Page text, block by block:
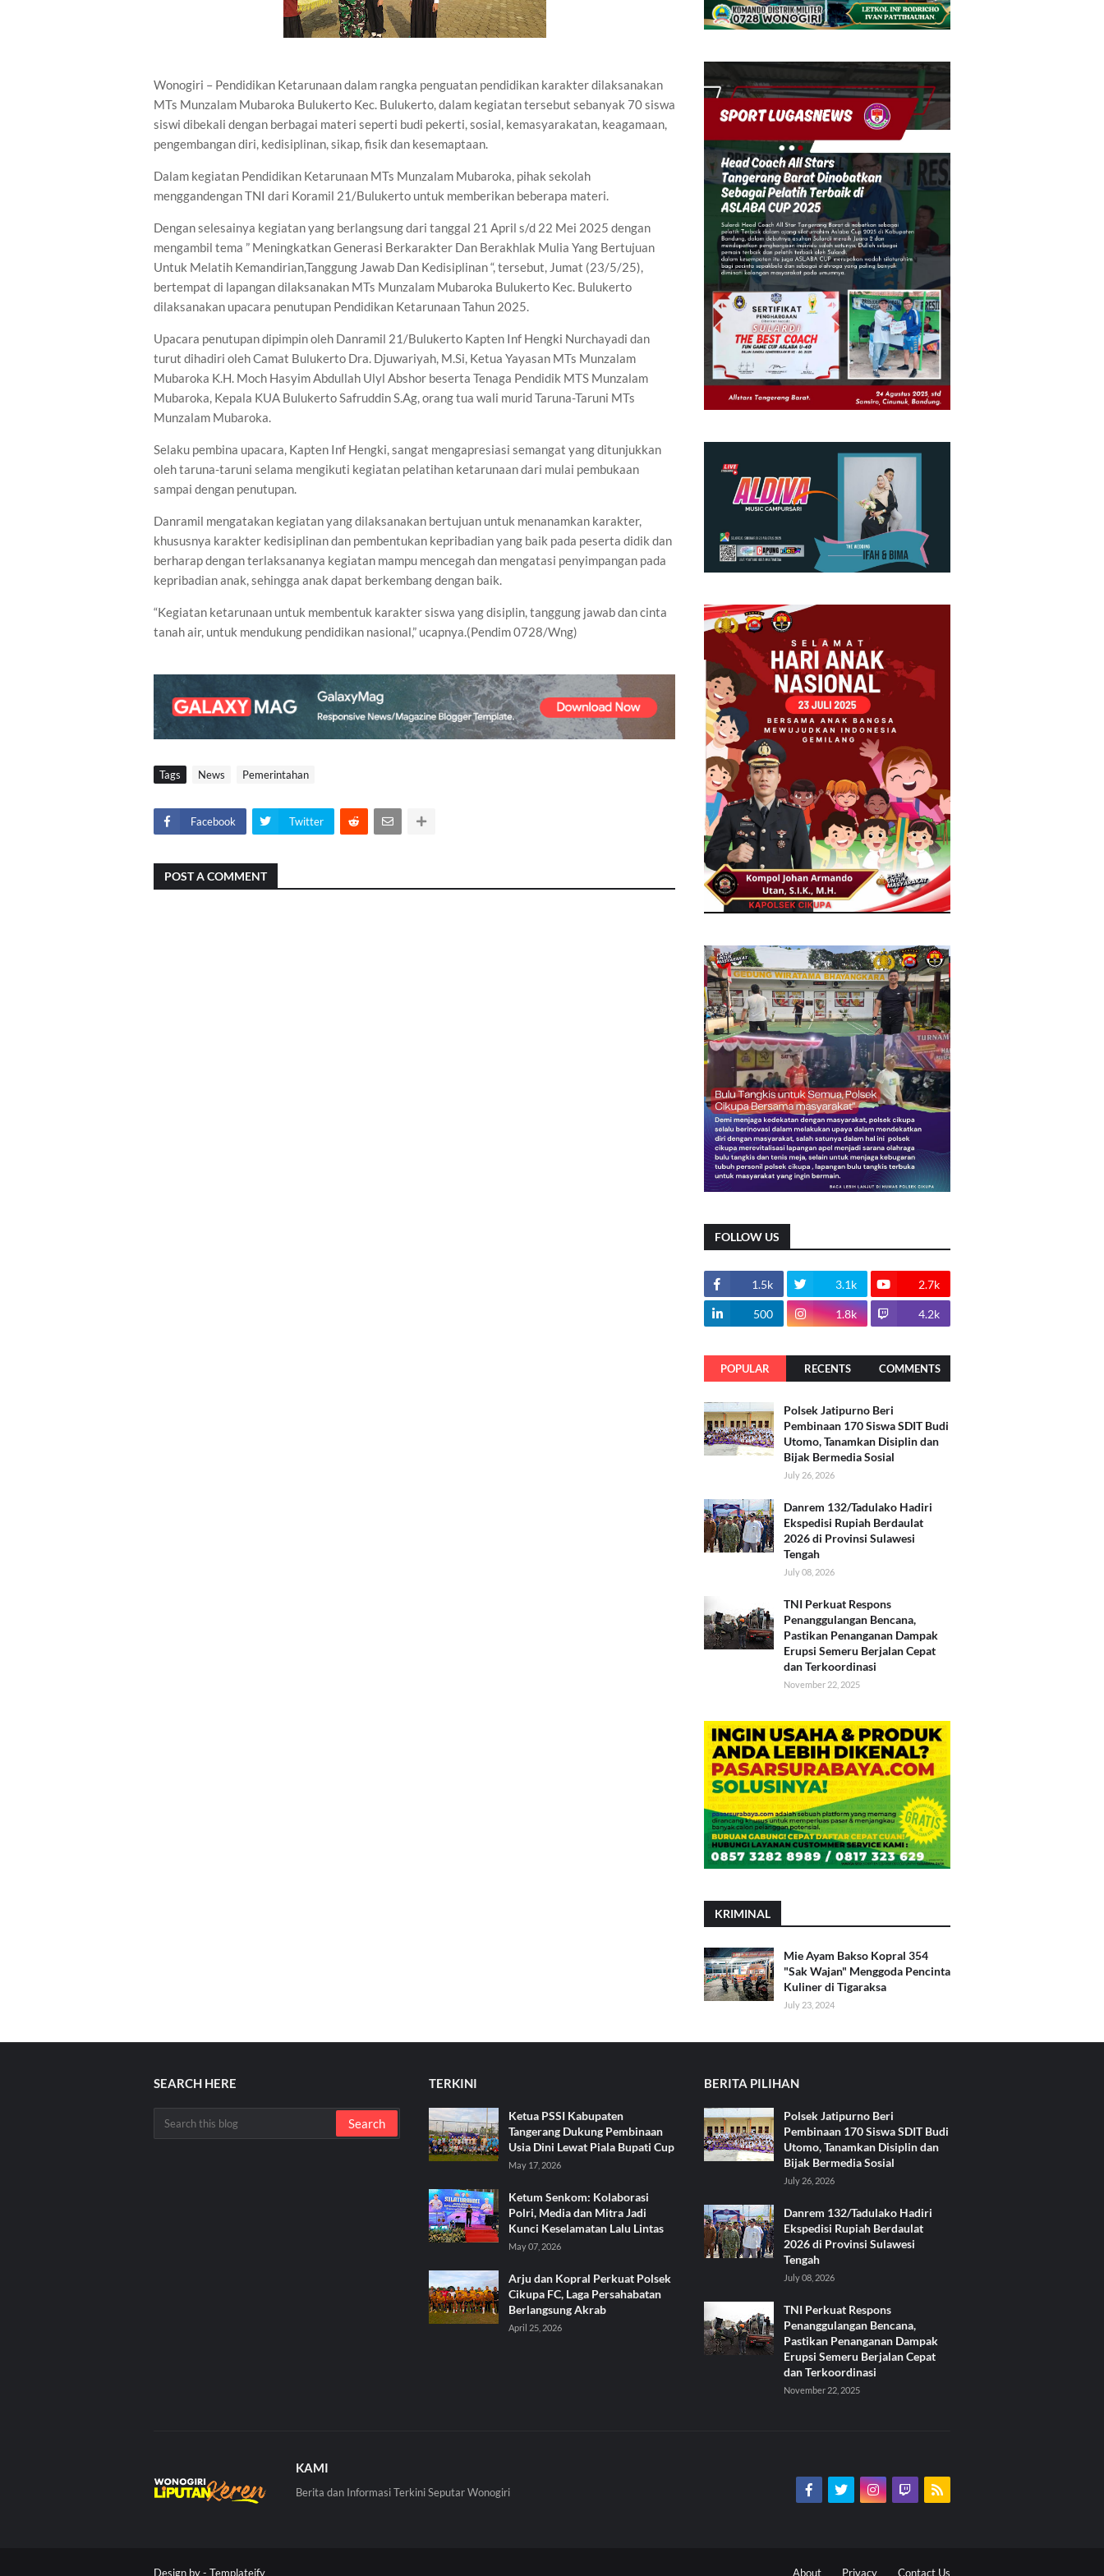
Wonogiri – Pendidikan Ketarunaan dalam rangka penguatan pendidikan karakter dilaksanakan
MTs Munzalam Mubaroka Bulukerto Kec. Bulukerto, dalam kegiatan tersebut sebanyak 70 siswa
siswi dibekali dengan berbagai materi seperti budi pekerti, sosial, kemasyarakatan, keagamaan,
pengembangan diri, kedisiplinan, sikap, fisik dan kesemaptaan.
Dalam kegiatan Pendidikan Ketarunaan MTs Munzalam Mubaroka, pihak sekolah
menggandengan TNI dari Koramil 21/Bulukerto untuk memberikan beberapa materi.
Dengan selesainya kegiatan yang berlangsung dari tanggal 21 April s/d 22 Mei 2025 dengan
mengambil tema ” Meningkatkan Generasi Berkarakter Dan Berakhlak Mulia Yang Bertujuan
Untuk Melatih Kemandirian,Tanggung Jawab Dan Kedisiplinan “, tersebut, Jumat (23/5/25),
bertempat di lapangan dilaksanakan MTs Munzalam Mubaroka Bulukerto Kec. Bulukerto
dilaksanakan upacara penutupan Pendidikan Ketarunaan Tahun 2025.
Upacara penutupan dipimpin oleh Danramil 21/Bulukerto Kapten Inf Hengki Nurchayadi dan
turut dihadiri oleh Camat Bulukerto Dra. Djuwariyah, M.Si, Ketua Yayasan MTs Munzalam
Mubaroka K.H. Moch Hasyim Abdullah Ulyl Abshor beserta Tenaga Pendidik MTS Munzalam
Mubaroka, Kepala KUA Bulukerto Safruddin S.Ag, orang tua wali murid Taruna-Taruni MTs
Munzalam Mubaroka.
Selaku pembina upacara, Kapten Inf Hengki, sangat mengapresiasi semangat yang ditunjukkan
oleh taruna-taruni selama mengikuti kegiatan pelatihan ketarunaan dari mulai pembukaan
sampai dengan penutupan.
Danramil mengatakan kegiatan yang dilaksanakan bertujuan untuk menanamkan karakter,
khususnya karakter kedisiplinan dan pembentukan kepribadian yang baik pada peserta didik dan
berharap dengan terlaksananya kegiatan mampu mencegah dan mengatasi penyimpangan pada
kepribadian anak, sehingga anak dapat berkembang dengan baik.
“Kegiatan ketarunaan untuk membentuk karakter siswa yang disiplin, tanggung jawab dan cinta
tanah air, untuk mendukung pendidikan nasional,” ucapnya.(Pendim 0728/Wng)
Tags News Pemerintahan
Facebook Twitter
POST A COMMENT
FOLLOW US
1.5k 3.1k 2.7k
500 1.8k 4.2k
POPULAR RECENTS COMMENTS
Polsek Jatipurno Beri
Pembinaan 170 Siswa SDIT Budi
Utomo, Tanamkan Disiplin dan
Bijak Bermedia Sosial
July 26, 2026
Danrem 132/Tadulako Hadiri
Ekspedisi Rupiah Berdaulat
2026 di Provinsi Sulawesi
Tengah
July 08, 2026
TNI Perkuat Respons
Penanggulangan Bencana,
Pastikan Penanganan Dampak
Erupsi Semeru Berjalan Cepat
dan Terkoordinasi
November 22, 2025
KRIMINAL
Mie Ayam Bakso Kopral 354
"Sak Wajan" Menggoda Pencinta
Kuliner di Tigaraksa
July 23, 2024
SEARCH HERE TERKINI
Ketua PSSI Kabupaten
Tangerang Dukung Pembinaan
Usia Dini Lewat Piala Bupati Cup
May 17, 2026
Ketum Senkom: Kolaborasi
Polri, Media dan Mitra Jadi
Kunci Keselamatan Lalu Lintas
May 07, 2026
Arju dan Kopral Perkuat Polsek
Cikupa FC, Laga Persahabatan
Berlangsung Akrab
April 25, 2026
BERITA PILIHAN
Polsek Jatipurno Beri
Pembinaan 170 Siswa SDIT Budi
Utomo, Tanamkan Disiplin dan
Bijak Bermedia Sosial
July 26, 2026
Danrem 132/Tadulako Hadiri
Ekspedisi Rupiah Berdaulat
2026 di Provinsi Sulawesi
Tengah
July 08, 2026
TNI Perkuat Respons
Penanggulangan Bencana,
Pastikan Penanganan Dampak
Erupsi Semeru Berjalan Cepat
dan Terkoordinasi
November 22, 2025
KAMI
Berita dan Informasi Terkini Seputar Wonogiri
Design by - Templateify About Privacy Contact Us